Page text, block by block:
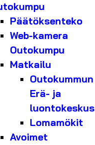
Päätöksenteko
Web-kamera
Outokumpu
Matkailu
Outokummun
Erä- ja
luontokeskus
Lomamökit
Avoimet